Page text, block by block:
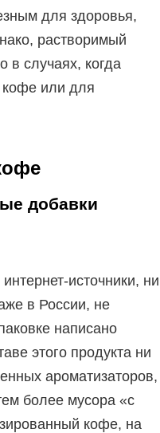
для здоровья,
растворимый
в случаях, когда
кофе или для
добавки
источники, ни
в России, не
написано
этого продукта ни
ароматизаторов,
более мусора «с
кофе, на